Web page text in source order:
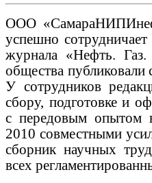
ООО
успешно сотрудничает
журнала «Нефть.
общества публиковали
У сотрудников
сбору, подготовке и
с передовым опытом
2010 совместными
сборник научных
всех